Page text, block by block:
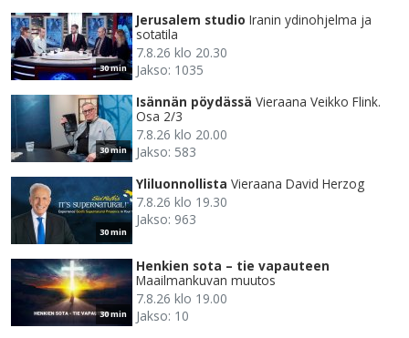
30 min
Jerusalem studio Iranin ydinohjelma ja
sotatila
7.8.26 klo 20.30
Jakso: 1035
30 min
Isännän pöydässä Vieraana Veikko Flink.
Osa 2/3
7.8.26 klo 20.00
Jakso: 583
30 min
Yliluonnollista Vieraana David Herzog
7.8.26 klo 19.30
Jakso: 963
30 min
Henkien sota – tie vapauteen
Maailmankuvan muutos
7.8.26 klo 19.00
Jakso: 10